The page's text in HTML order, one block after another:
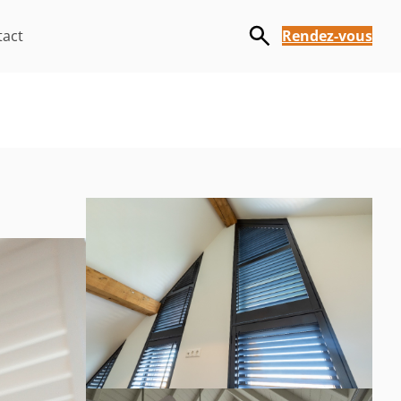
Rendez-vous